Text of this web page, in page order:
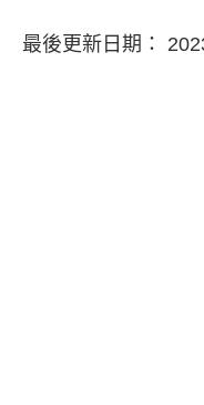
最後更新日期：